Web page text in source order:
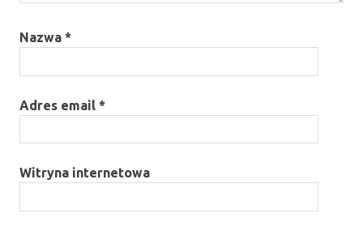
Nazwa *
Adres email *
Witryna internetowa